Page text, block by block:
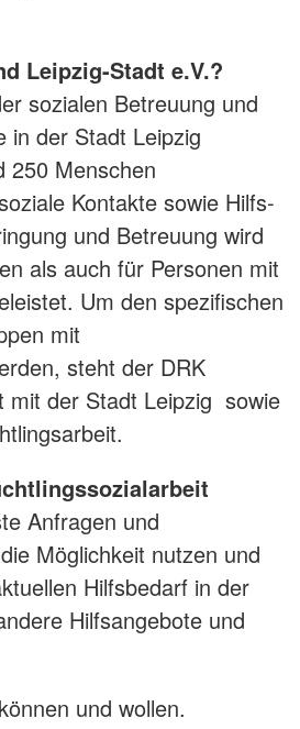
Leipzig-Stadt e.V.?
sozialen Betreuung und
in der Stadt Leipzig
250 Menschen
Kontakte sowie Hilfs-
und Betreuung wird
als auch für Personen mit
Um den spezifischen
mit
steht der DRK
mit der Stadt Leipzig sowie
Anfragen und
Möglichkeit nutzen und
Hilfsbedarf in der
Hilfsangebote und
und wollen.